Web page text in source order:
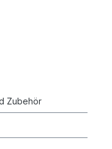
Zubehör